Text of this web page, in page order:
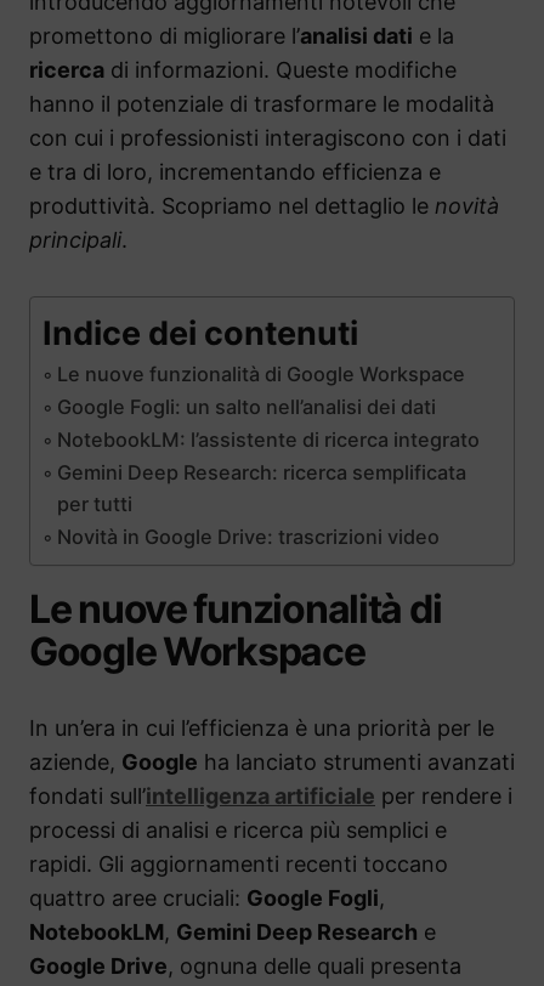
promettono di migliorare l’analisi dati e la
ricerca di informazioni. Queste modifiche
hanno il potenziale di trasformare le modalità
con cui i professionisti interagiscono con i dati
e tra di loro, incrementando efficienza e
produttività. Scopriamo nel dettaglio le novità
principali.
Indice dei contenuti
Le nuove funzionalità di Google Workspace
Google Fogli: un salto nell’analisi dei dati
NotebookLM: l’assistente di ricerca integrato
Gemini Deep Research: ricerca semplificata
per tutti
Novità in Google Drive: trascrizioni video
Le nuove funzionalità di
Google Workspace
In un’era in cui l’efficienza è una priorità per le
aziende, Google ha lanciato strumenti avanzati
fondati sull’intelligenza artificiale per rendere i
processi di analisi e ricerca più semplici e
rapidi. Gli aggiornamenti recenti toccano
quattro aree cruciali: Google Fogli,
NotebookLM, Gemini Deep Research e
Google Drive, ognuna delle quali presenta